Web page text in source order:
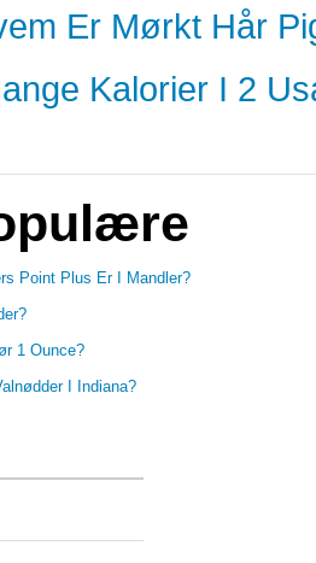
Er Mørkt Hår
Kalorier I 2
Point Plus Er I Mandler?
1 Ounce?
I Indiana?